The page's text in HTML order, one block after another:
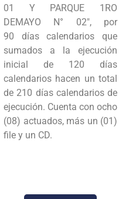
01 Y PARQUE 1RO
DEMAYO N° 02″, por
90 días calendarios que
sumados a la ejecución
inicial de 120 días
calendarios hacen un total
de 210 días calendarios de
ejecución. Cuenta con ocho
(08) actuados, más un (01)
file y un CD.